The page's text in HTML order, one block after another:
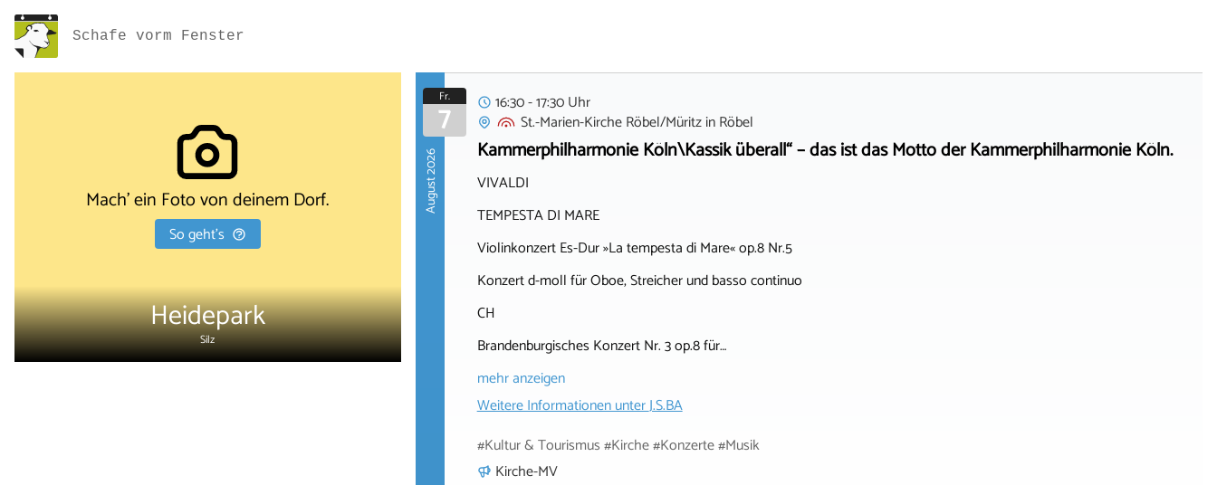
Schafe vorm Fenster
Mach' ein Foto von deinem Dorf.
So geht's
Heidepark
Silz
August 2026
Fr.
7
16:30 - 17:30 Uhr
St.-Marien-Kirche Röbel/MüritzinRöbel
Kammerphilharmonie Köln\Kassik überall“ – das ist das Motto der Kammerphilharmonie Köln.
VIVALDI
TEMPESTA DI MARE
Violinkonzert Es-Dur »La tempesta di Mare« op.8 Nr.5
Konzert d-moll für Oboe, Streicher und basso continuo
CH
Brandenburgisches Konzert Nr. 3 op.8 für…
mehr anzeigen
Weitere Informationen unterJ.S.BA
#Kultur & Tourismus #Kirche #Konzerte #Musik
Kirche-MV